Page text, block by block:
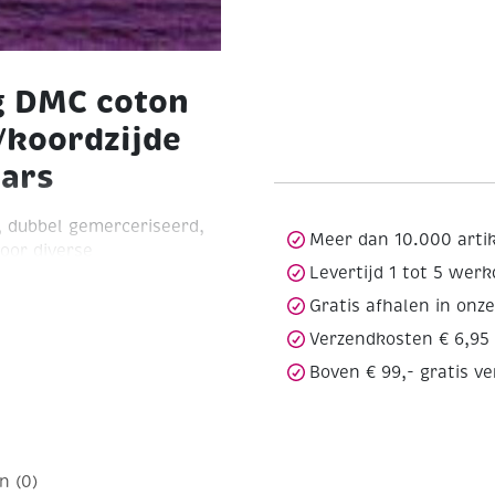
coton
dubbel gemerceriseerd,
diverse
,voor smocken,
Meer dan 10.000
Levertijd 1 tot 5
Gratis afhalen in
Verzendkosten € 6,95
Boven € 99,- gratis
(0)